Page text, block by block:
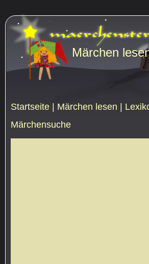
Startseite | Märchen lesen |
Märchensuche
Märchen